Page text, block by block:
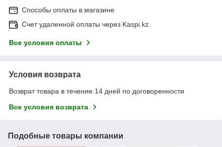
Способы оплаты в магазине
Счет удаленной оплаты через Kaspi.kz
Все условия оплаты
Условия возврата
Возврат товара в течение 14 дней по договоренности
Все условия возврата
Подобные товары компании